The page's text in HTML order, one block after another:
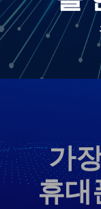
가
휴대